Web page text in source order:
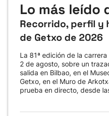
Lo más leído
Recorrido, perfil y
de Getxo de 2026
La 81ª edición de la
2 de agosto, sobre un
salida en Bilbao, en el
Getxo, en el Muro de
prueba en directo, desde